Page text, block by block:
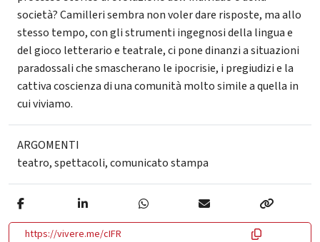
società? Camilleri sembra non voler dare risposte, ma allo
stesso tempo, con gli strumenti ingegnosi della lingua e
del gioco letterario e teatrale, ci pone dinanzi a situazioni
paradossali che smascherano le ipocrisie, i pregiudizi e la
cattiva coscienza di una comunità molto simile a quella in
cui viviamo.
ARGOMENTI
teatro,spettacoli,comunicato stampa
https://vivere.me/cIFR